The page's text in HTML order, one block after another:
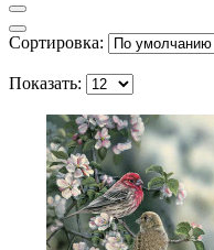
Сортировка:
Показать: